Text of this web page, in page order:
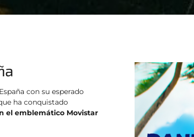
con su esperado
ha conquistado
el emblemático Movistar